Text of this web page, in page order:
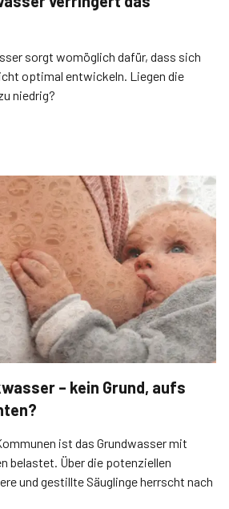
sorgt womöglich dafür, dass sich
optimal entwickeln. Liegen die
niedrig?
– kein Grund, aufs
ist das Grundwasser mit
belastet. Über die potenziellen
und gestillte Säuglinge herrscht nach